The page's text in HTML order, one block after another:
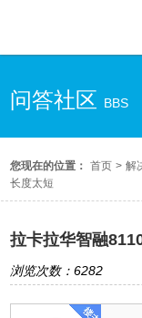
问答社区 BBS
您现在的位置： 首页 > 解
长度太短
拉卡拉华智融
浏览次数：6282